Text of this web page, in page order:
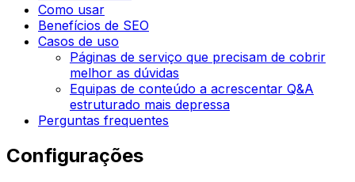
Como usar
Benefícios de SEO
Casos de uso
Páginas de serviço que precisam de cobrir
melhor as dúvidas
Equipas de conteúdo a acrescentar Q&A
estruturado mais depressa
Perguntas frequentes
Configurações